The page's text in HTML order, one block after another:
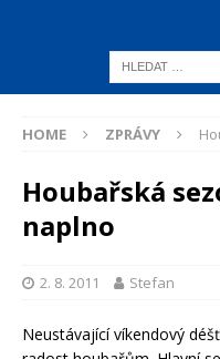
HOME ZPRÁVY
Houbařská
naplno
2. 8. 2011 Stefan
Neustávající víkendový